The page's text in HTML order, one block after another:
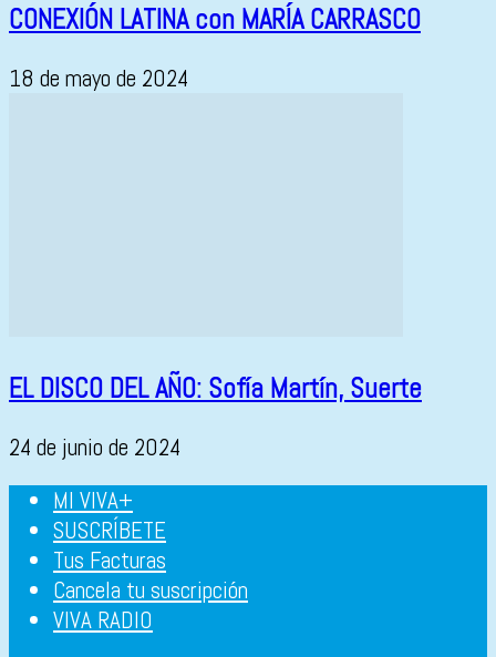
CONEXIÓN LATINA con MARÍA CARRASCO
18 de mayo de 2024
EL DISCO DEL AÑO: Sofía Martín, Suerte
24 de junio de 2024
MI VIVA+
SUSCRÍBETE
Tus Facturas
Cancela tu suscripción
VIVA RADIO